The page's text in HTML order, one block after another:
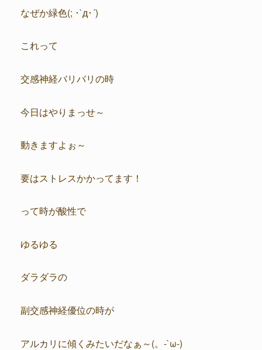
なぜか緑色(; ･`д･´)
これって
交感神経バリバリの時
今日はやりまっせ～
動きますよぉ～
要はストレスかかってます！
って時が酸性で
ゆるゆる
ダラダラの
副交感神経優位の時が
アルカリに傾くみたいだなぁ～(。-`ω-)